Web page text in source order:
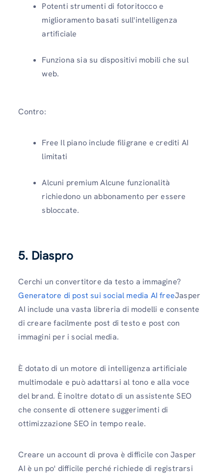
Potenti strumenti di fotoritocco e
miglioramento basati sull'intelligenza
artificiale
Funziona sia su dispositivi mobili che sul
web.
Contro:
Free Il piano include filigrane e crediti AI
limitati
Alcuni premium Alcune funzionalità
richiedono un abbonamento per essere
sbloccate.
5. Diaspro
Cerchi un convertitore da testo a immagine?
Generatore di post sui social media AI freeJasper
AI include una vasta libreria di modelli e consente
di creare facilmente post di testo e post con
immagini per i social media.
È dotato di un motore di intelligenza artificiale
multimodale e può adattarsi al tono e alla voce
del brand. È inoltre dotato di un assistente SEO
che consente di ottenere suggerimenti di
ottimizzazione SEO in tempo reale.
Creare un account di prova è difficile con Jasper
AI è un po' difficile perché richiede di registrarsi